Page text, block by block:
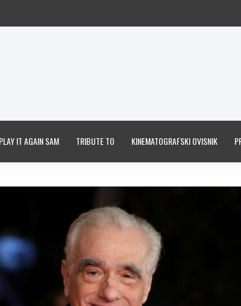
PLAY IT AGAIN SAM TRIBUTE TO KINEMATOGRAFSKI OVISNIK